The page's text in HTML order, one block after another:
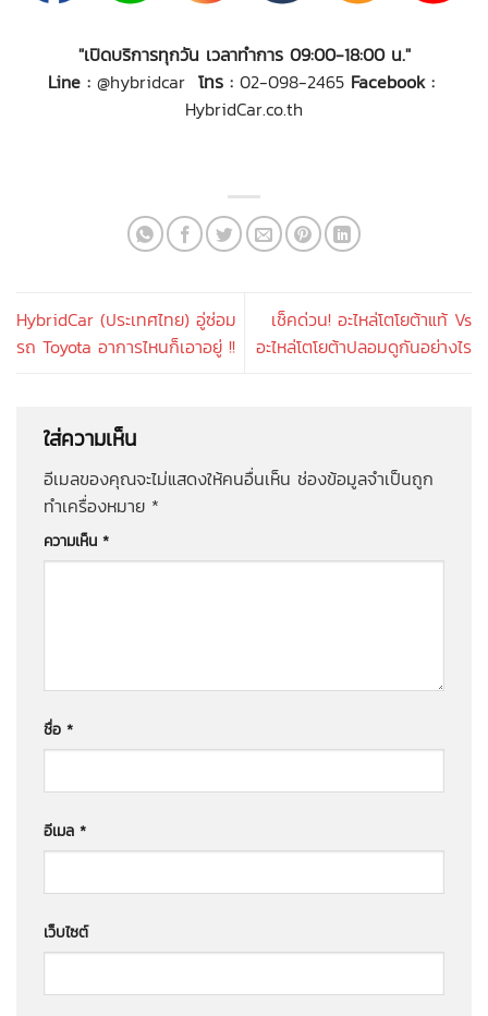
"เปิดบริการทุกวัน เวลาทำการ 09:00-18:00 น."
Line : @hybridcar โทร : 02-098-2465 Facebook :
HybridCar.co.th
HybridCar (ประเทศไทย) อู่ซ่อม
รถ Toyota อาการไหนก็เอาอยู่ !!
เช็คด่วน! อะไหล่โตโยต้าแท้ Vs
อะไหล่โตโยต้าปลอมดูกันอย่างไร
ใส่ความเห็น
อีเมลของคุณจะไม่แสดงให้คนอื่นเห็น ช่องข้อมูลจำเป็นถูก
ทำเครื่องหมาย *
ความเห็น *
ชื่อ *
อีเมล *
เว็บไซต์